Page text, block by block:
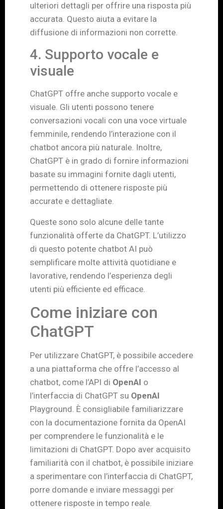
ulteriori dettagli per offrire una risposta più
accurata. Questo aiuta a evitare la
diffusione di informazioni non corrette.
4. Supporto vocale e
visuale
ChatGPT offre anche supporto vocale e
visuale. Gli utenti possono tenere
conversazioni vocali con una voce virtuale
femminile, rendendo l’interazione con il
chatbot ancora più naturale. Inoltre,
ChatGPT è in grado di fornire informazioni
basate su immagini fornite dagli utenti,
permettendo di ottenere risposte più
accurate e dettagliate.
Queste sono solo alcune delle tante
funzionalità offerte da ChatGPT. L’utilizzo
di questo potente chatbot AI può
semplificare molte attività quotidiane e
lavorative, rendendo l’esperienza degli
utenti più efficiente ed efficace.
Come iniziare con
ChatGPT
Per utilizzare ChatGPT, è possibile accedere
a una piattaforma che offre l’accesso al
chatbot, come l’API di OpenAI o
l’interfaccia di ChatGPT su OpenAI
Playground. È consigliabile familiarizzare
con la documentazione fornita da OpenAI
per comprendere le funzionalità e le
limitazioni di ChatGPT. Dopo aver acquisito
familiarità con il chatbot, è possibile iniziare
a sperimentare con l’interfaccia di ChatGPT,
porre domande e inviare messaggi per
ottenere risposte in tempo reale.